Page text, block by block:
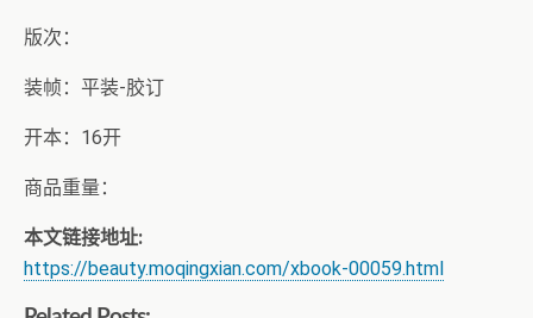
版次：
装帧：平装-胶订
开本：16开
商品重量：
本文链接地址:
https://beauty.moqingxian.com/xbook-00059.html